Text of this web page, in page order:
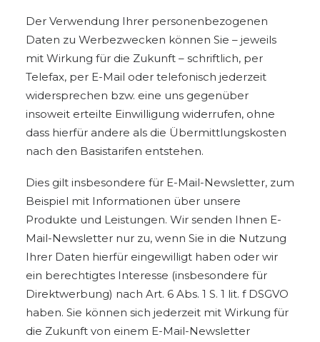
Der Verwendung Ihrer personenbezogenen
Daten zu Werbezwecken können Sie – jeweils
mit Wirkung für die Zukunft – schriftlich, per
Telefax, per E-Mail oder telefonisch jederzeit
widersprechen bzw. eine uns gegenüber
insoweit erteilte Einwilligung widerrufen, ohne
dass hierfür andere als die Übermittlungskosten
nach den Basistarifen entstehen.
Dies gilt insbesondere für E-Mail-Newsletter, zum
Beispiel mit Informationen über unsere
Produkte und Leistungen. Wir senden Ihnen E-
Mail-Newsletter nur zu, wenn Sie in die Nutzung
Ihrer Daten hierfür eingewilligt haben oder wir
ein berechtigtes Interesse (insbesondere für
Direktwerbung) nach Art. 6 Abs. 1 S. 1 lit. f DSGVO
haben. Sie können sich jederzeit mit Wirkung für
die Zukunft von einem E-Mail-Newsletter